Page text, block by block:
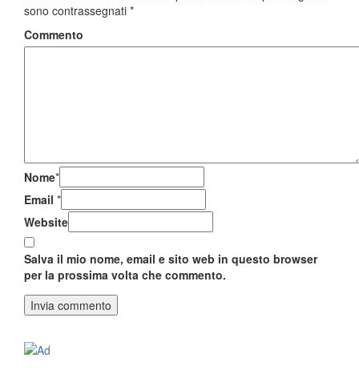
sono contrassegnati *
Commento
Nome*
Email *
Website
Salva il mio nome, email e sito web in questo browser
per la prossima volta che commento.